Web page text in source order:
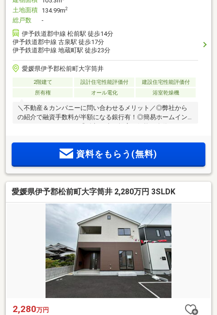
土地面積 134.99m2
総戸数
-
伊予鉄道郡中線 松前駅 徒歩14分
伊予鉄道郡中線 古泉駅 徒歩17分
伊予鉄道郡中線 地蔵町駅 徒歩23分
愛媛県伊予郡松前町大字筒井
2階建て 設計住宅性能評価付
建設住宅性能評価付
所有権
オール電化 浴室乾燥機
＼不動産＆カンパニーに問い合わせるメリット／◎弊社から
の紹介で融資手数料が半額になる銀行有！◎簡易ホームイン
の物件も含んでご案内ツアー可能！物件を比較できます！◎
楽しい！ってよく言われます(^^)/弊社のHPにも書ききれない
資料をもらう(無料)
愛媛県伊予郡松前町大字筒井 2,280万円 3SLDK
2,280万円